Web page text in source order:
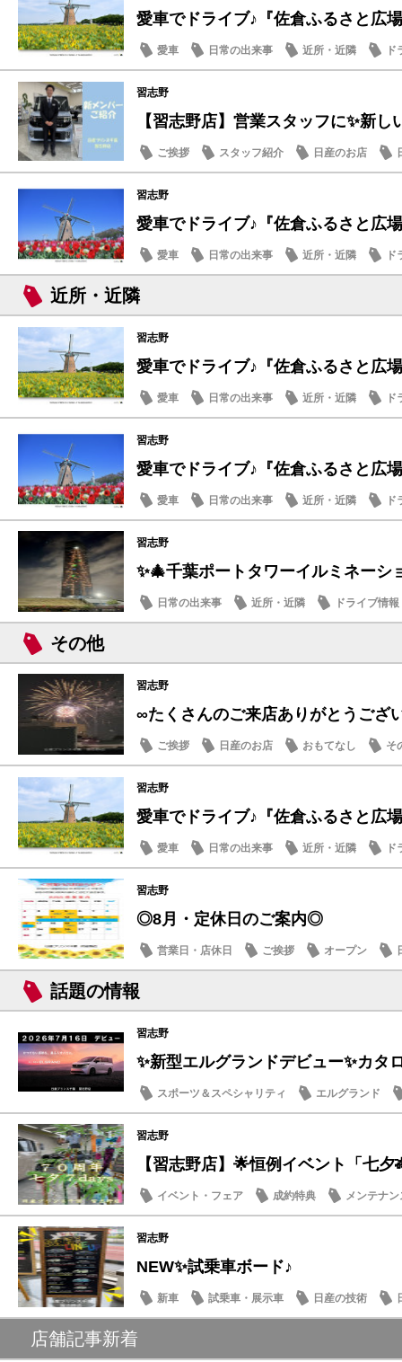
愛車でドライブ♪『佐倉ふるさと広
愛車 日常の出来事 近所・近隣
習志野
【習志野店】営業スタッフに✨新し
ご挨拶 スタッフ紹介 日産のお店
習志野
愛車でドライブ♪『佐倉ふるさと広
愛車 日常の出来事 近所・近隣
近所・近隣
習志野
愛車でドライブ♪『佐倉ふるさと広
愛車 日常の出来事 近所・近隣
習志野
愛車でドライブ♪『佐倉ふるさと広
愛車 日常の出来事 近所・近隣
習志野
✨🎄千葉ポートタワーイルミネーシ
日常の出来事 近所・近隣 ドライブ情報
その他
習志野
∞たくさんのご来店ありがとうござ
ご挨拶 日産のお店 おもてなし そ
習志野
愛車でドライブ♪『佐倉ふるさと広
愛車 日常の出来事 近所・近隣
習志野
◎8月・定休日のご案内◎
営業日・店休日 ご挨拶 オープン
話題の情報
習志野
✨新型エルグランドデビュー✨カタ
スポーツ＆スペシャリティ
エルグランド
話題の情報
習志野
【習志野店】🌟恒例イベント「七
イベント・フェア 成約特典
メンテナ
話題の情報
習志野
NEW✨試乗車ボード♪
新車 試乗車・展示車 日産の技術
店舗記事新着